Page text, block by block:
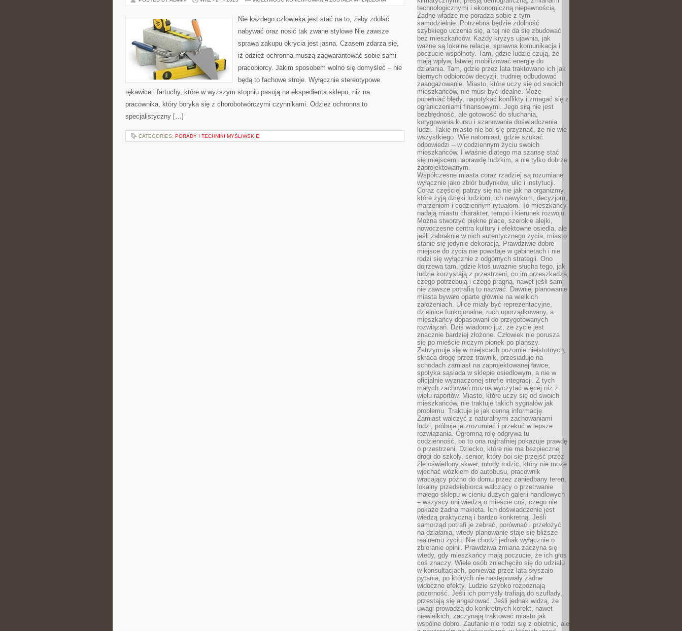
JEST
STAĆ
TO,
ZDOŁAĆ
ORAZ
TAK
ZWANE
STYLOWE
Nie każdego człowieka jest stać na to, żeby zdołać
nabywać oraz nosić tak zwane stylowe Nie zawsze
sprawa zakupu okrycia jest jasna. Czasem zdarza się,
iż odzież ochronna muszą zagwarantować sobie sami
pracobiorcy. Jakim sposobem wolno się domyśleć – nie
będą to fachowe stroje. Wyłącznie stereotypowe
rękawice i fartuchy, które w wyższym stopniu pasują na ekspedienta sklepu, niż na
pracownika, który boryka się z chorobotwórczymi czynnikami. Odzież ochronna to
specjalistyczny […]
CATEGORIES: PORADY I TECHNIKI MYŚLIWSKIE
technologicznymi i ekonomiczną niepewnością.
Żadne władze nie poradzą sobie z tym
samodzielnie. Potrzebna będzie zdolność
szybkiego uczenia się, a tej nie da się zbudować
bez mieszkańców. Każdy kryzys ujawnia, jak
ważne są lokalne relacje, sprawna komunikacja i
poczucie wspólnoty. Tam, gdzie ludzie czują, że
mają wpływ, łatwiej mobilizować energię do
działania. Tam, gdzie przez lata traktowano ich jak
biernych odbiorców decyzji, trudniej odbudować
zaangażowanie. Miasto, które uczy się od swoich
mieszkańców, nie musi być idealne. Może
popełniać błędy, napotykać konflikty i zmagać się z
ograniczeniami finansowymi. Jego siłą nie jest
bezbłędność, ale gotowość do słuchania,
korygowania kursu i szanowania doświadczenia
ludzi. Takie miasto nie boi się przyznać, że nie wie
wszystkiego. Wie natomiast, gdzie szukać
odpowiedzi – w codziennym życiu swoich
mieszkańców. I właśnie dlatego ma szansę stać
się miejscem naprawdę ludzkim, a nie tylko dobrze
zaprojektowanym.
Współczesne miasta coraz rzadziej są rozumiane
wyłącznie jako zbiór budynków, ulic i instytucji.
Coraz częściej patrzy się na nie jak na organizmy,
które żyją dzięki ludziom, ich nawykom, decyzjom,
marzeniom i codziennym rytuałom. To mieszkańcy
nadają miastu charakter, tempo i kierunek rozwoju.
Można stworzyć piękne place, szerokie alejki,
nowoczesne centra kultury i efektowne osiedla, ale
jeśli zabraknie w nich autentycznego życia, miasto
stanie się jedynie dekoracją. Prawdziwie dobre
miejsce do życia nie powstaje w gabinetach i nie
rodzi się wyłącznie z odgórnych strategii. Ono
dojrzewa tam, gdzie ktoś uważnie słucha tego, jak
ludzie korzystają z przestrzeni, co im przeszkadza,
czego potrzebują i czego pragną, nawet jeśli sami
nie zawsze potrafią to nazwać. Dawniej planowanie
miasta bywało oparte głównie na wielkich
założeniach. Ulice miały być reprezentacyjne,
dzielnice funkcjonalne, ruch uporządkowany, a
mieszkańcy dopasowani do przygotowanych
rozwiązań. Dziś wiadomo już, że życie jest
znacznie bardziej złożone. Człowiek nie porusza
się po mieście niczym pionek po planszy.
Zatrzymuje się w miejscach pozornie nieistotnych,
skraca drogę przez trawnik, przesiaduje na
schodach zamiast na zaprojektowanej ławce,
spotyka sąsiada w sklepie osiedlowym, a nie w
oficjalnie wyznaczonej strefie integracji. Z tych
małych zachowań można wyczytać więcej niż z
wielu raportów. Miasto, które uczy się od swoich
mieszkańców, nie traktuje takich sygnałów jak
problemu. Traktuje je jak cenną informację.
Zamiast walczyć z naturalnymi zachowaniami
ludzi, próbuje je zrozumieć i przekuć w lepsze
rozwiązania. Ogromną rolę odgrywa tu
codzienność, bo to ona najtrafniej pokazuje prawdę
o przestrzeni. Dziecko, które nie ma bezpiecznej
drogi do szkoły, senior, który boi się przejść przez
źle oświetlony skwer, młody rodzic, który nie może
wjechać wózkiem do autobusu, pracownik
wracający późno do domu przez zaniedbany teren,
lokalny przedsiębiorca walczący o przetrwanie
małego sklepu w cieniu dużych galerii handlowych
– wszyscy oni wiedzą o mieście coś, czego nie
pokaże żadna makieta. Ich doświadczenie jest
wiedzą praktyczną i bardzo konkretną. Jeśli
samorząd potrafi je zebrać, porównać i przełożyć
na działania, wtedy planowanie staje się bliższe
realnemu życiu. Nie chodzi jednak wyłącznie o
zbieranie opinii. Prawdziwa zmiana zaczyna się
wtedy, gdy mieszkańcy mają poczucie, że ich głos
coś znaczy. Wiele osób zniechęciło się do udziału
w konsultacjach, ponieważ przez lata słyszało
pytania, po których nie następowały żadne
widoczne efekty. Ludzie szybko rozpoznają
pozorność. Jeśli ich pomysły trafiają do szuflady,
przestają się angażować. Jeśli jednak widzą, że
uwagi prowadzą do konkretnych korekt, nawet
niewielkich, zaczynają traktować miasto jak
wspólne dobro. Zaufanie nie rodzi się z obietnic, ale